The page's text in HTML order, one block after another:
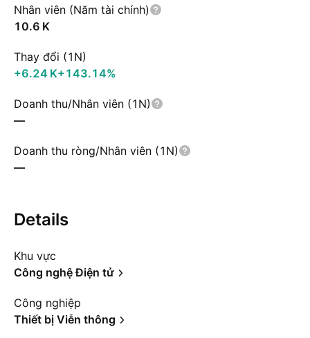
Nhân viên (Năm tài chính)
‪10.6 K‬
Thay đổi (1N)
‪+6.24 K‬+143.14%
Doanh thu/Nhân viên (1N)
—
Doanh thu ròng/Nhân viên (1N)
—
Details
Khu vực
Công nghệ Điện tử
Công nghiệp
Thiết bị Viễn thông